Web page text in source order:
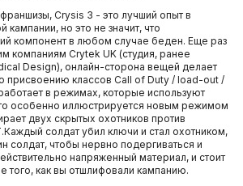
Crysis 3 - это лучший опыт в
кампании, но это не значит, что
компонент в любом случае беден. Еще раз
компаниям Crytek UK (студия, ранее
Design), онлайн-сторона вещей делает
присвоению классов Call of Duty / load-out /
в режимах, которые используют
особенно иллюстрируется новым режимом
двух скрытых охотников против
солдат убил ключи и стал охотником,
солдат, чтобы нервно подергиваться и
напряженный материал, и стоит
того, как вы отшлифовали кампанию.